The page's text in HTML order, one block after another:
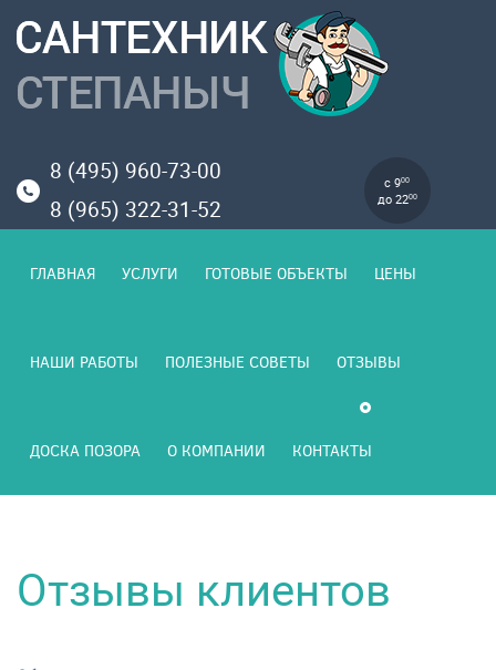
8 (495) 960-73-00
8 (965) 322-31-52
с 900
до 2200
ГЛАВНАЯ УСЛУГИ ГОТОВЫЕ ОБЪЕКТЫ ЦЕНЫ
НАШИ РАБОТЫ ПОЛЕЗНЫЕ СОВЕТЫ ОТЗЫВЫ
ДОСКА ПОЗОРА О КОМПАНИИ КОНТАКТЫ
Отзывы клиентов